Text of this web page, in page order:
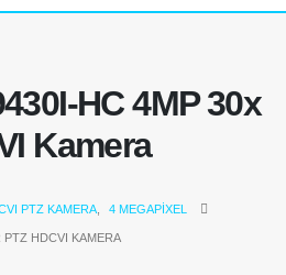
HC 4MP 30x
Kamera
PTZ KAMERA 4 MEGAPIXEL
PTZ HDCVI KAMERA